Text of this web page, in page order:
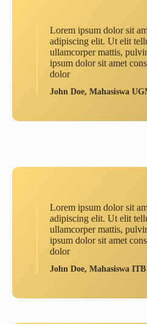
Lorem ipsum dolor sit
adipiscing elit. Ut elit
ullamcorper mattis,
ipsum dolor sit amet
dolor
John Doe, Mahasiswa
Lorem ipsum dolor sit
adipiscing elit. Ut elit
ullamcorper mattis,
ipsum dolor sit amet
dolor
John Doe, Mahasiswa ITB